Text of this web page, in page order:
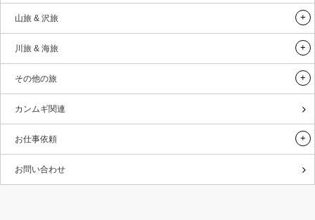
山旅 & 沢旅
川旅 & 海旅
その他の旅
カンムギ関連
お仕事依頼
お問い合わせ